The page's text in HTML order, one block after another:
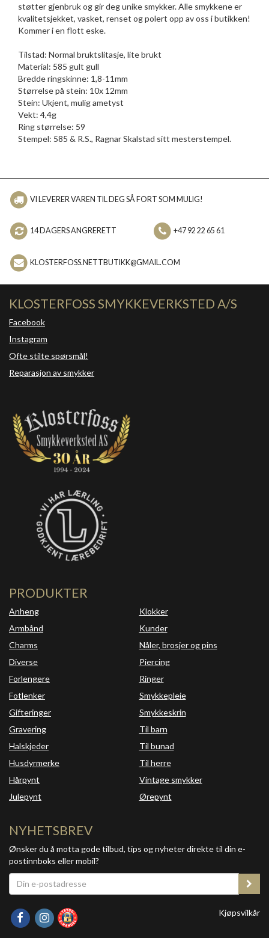
støtter gjenbruk og gir deg unike smykker. Alle smykkene er
kvalitetsjekket, vasket, renset og polert opp av oss i butikken!
Kommer i en flott eske.
Tilstad: Normal bruktslitasje, lite brukt
Material: 585 gult gull
Bredde ringskinne: 1,8-11mm
Størrelse på stein: 10x 12mm
Stein: Ukjent, mulig ametyst
Vekt: 4,4g
Ring størrelse: 59
Stempel: 585 & R.S., Ragnar Skalstad sitt mesterstempel.
VI LEVERER VAREN TIL DEG SÅ FORT SOM MULIG!
14 DAGERS ANGRERETT +47 92 22 65 61
KLOSTERFOSS.NETTBUTIKK@GMAIL.COM
KLOSTERFOSS SMYKKEVERKSTED A/S
Facebook
Instagram
Ofte stilte spørsmål!
Reparasjon av smykker
PRODUKTER
Anheng
Armbånd
Charms
Diverse
Forlengere
Fotlenker
Gifteringer
Gravering
Halskjeder
Husdyrmerke
Hårpynt
Julepynt
Klokker
Kunder
Nåler, brosjer og pins
Piercing
Ringer
Smykkepleie
Smykkeskrin
Til barn
Til bunad
Til herre
Vintage smykker
Ørepynt
NYHETSBREV
Ønsker du å motta gode tilbud, tips og nyheter direkte til din e-
postinnboks eller mobil?
Kjøpsvilkår